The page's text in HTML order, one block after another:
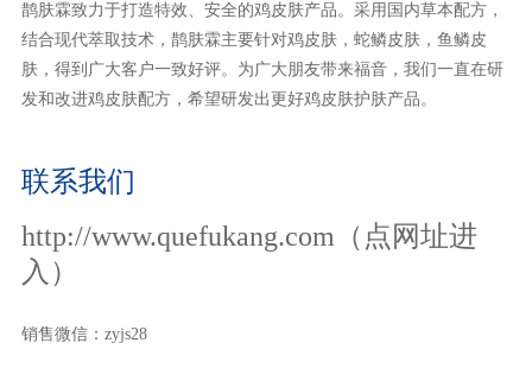
鹊肤霖致力于打造特效、安全的鸡皮肤产品。采用国内草本配方，
结合现代萃取技术，鹊肤霖主要针对鸡皮肤，蛇鳞皮肤，鱼鳞皮
肤，得到广大客户一致好评。为广大朋友带来福音，我们一直在研
发和改进鸡皮肤配方，希望研发出更好鸡皮肤护肤产品。
联系我们
http://www.quefukang.com（点网址进
入）
销售微信：zyjs28